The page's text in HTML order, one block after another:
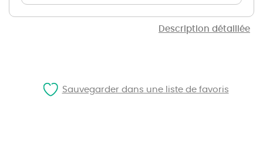
Description détaillée
Sauvegarder dans une liste de favoris